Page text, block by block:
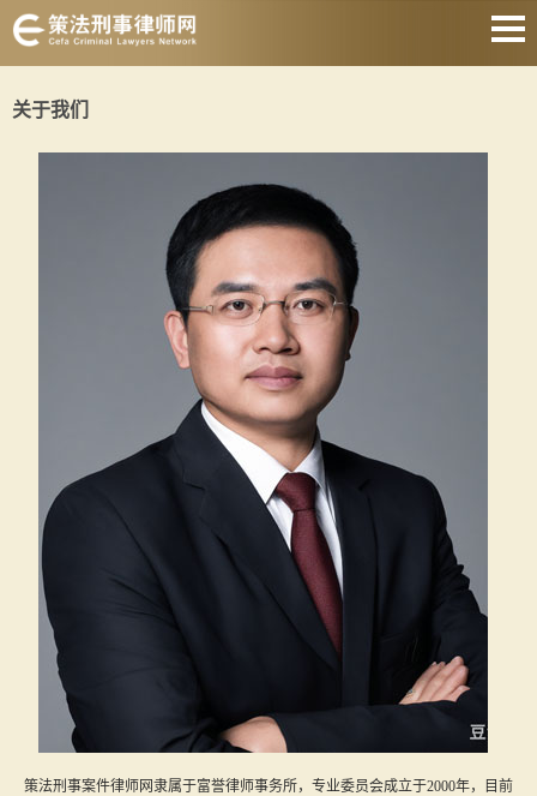
著名刑事律师
刑事律师收费
静安刑事律师
关于我们
关于我们
策法刑事案件律师网隶属于富誉律师事务所，专业委员会成立于2000年，目前